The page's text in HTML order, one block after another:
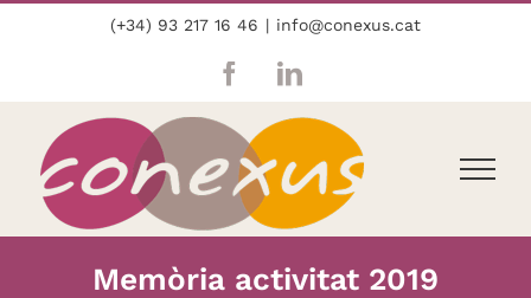
(+34) 93 217 16 46 | info@conexus.cat
FacebookLinkedIn
Memòria activitat 2019